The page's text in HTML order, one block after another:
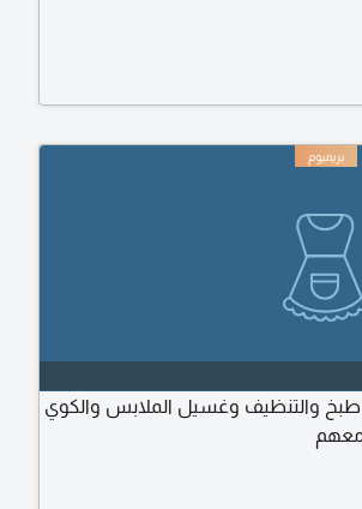
طبخ والتنظيف وغسيل الملابس والكوي
معهم